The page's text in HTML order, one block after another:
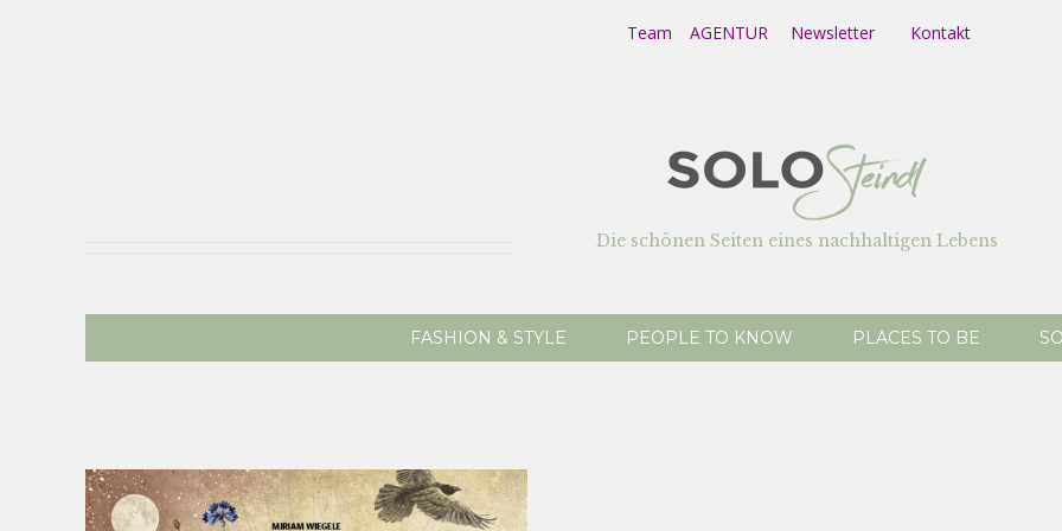
Team AGENTUR Newsletter Kontakt
Die schönen Seiten eines nachhaltigen Lebens
FASHION & STYLE PEOPLE TO KNOW PLACES TO BE